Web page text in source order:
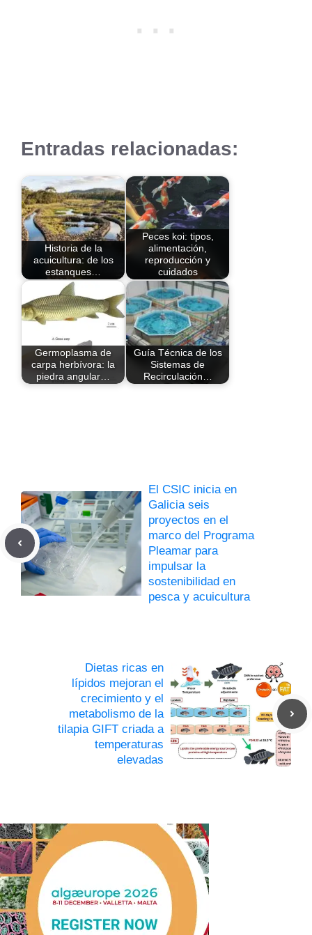
Entradas relacionadas:
Historia de la
acuicultura: de los
estanques…
Peces koi: tipos,
alimentación,
reproducción y
cuidados
Germoplasma de
carpa herbívora: la
piedra angular…
Guía Técnica de los
Sistemas de
Recirculación…
El CSIC inicia en
Galicia seis
proyectos en el
marco del Programa
Pleamar para
impulsar la
sostenibilidad en
pesca y acuicultura
Dietas ricas en
lípidos mejoran el
crecimiento y el
metabolismo de la
tilapia GIFT criada a
temperaturas
elevadas